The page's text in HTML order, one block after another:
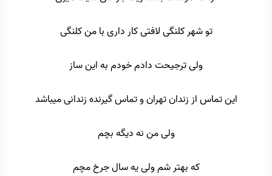
تو شهر کلنگی لافتی کار داری با من کلنگی
ولی ترجیحت دادم خودم به این ساز
این تماس از زندان تهران و تماس گیرنده زندانی میباشد
ولی من نه دیگه بچم
که بهتر شم ولی یه سال جرخ مچم